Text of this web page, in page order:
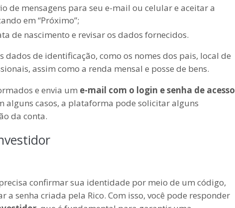
de mensagens para seu e-mail ou celular e aceitar a
em “Próximo”;
de nascimento e revisar os dados fornecidos.
de identificação, como os nomes dos pais, local de
assim como a renda mensal e posse de bens.
e envia um e-mail com o login e senha de acesso
alguns casos, a plataforma pode solicitar alguns
da conta.
confirmar sua identidade por meio de um código,
a senha criada pela Rico. Com isso, você pode responder